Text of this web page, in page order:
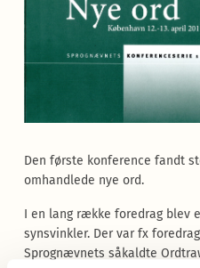
Den første konference fandt
omhandlede nye ord.
I en lang række foredrag blev
synsvinkler. Der var fx
Sprognævnets såkaldte